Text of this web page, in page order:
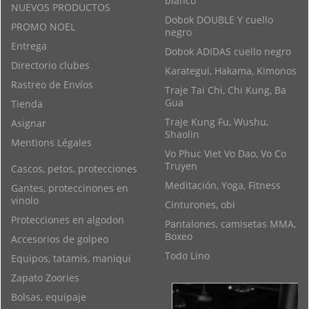
NUEVOS PRODUCTOS
PROMO NOEL
Entrega
Directorio clubes
Rastreo de Envíos
Tienda
Asignar
Mentions Légales
Dobok DOUBLE Y cuello
negro
Dobok ADIDAS cuello negro
Karategui, Hakama, Kimonos
Traje Tai Chi, Chi Kung, Ba
Gua
Traje Kung Fu, Wushu,
Shaolin
Vo Phuc Viet Vo Dao, Vo Co
Truyen
Meditación, Yoga, Fitness
Cinturones, obi
Pantalones, camisetas MMA,
Boxeo
Todo Lino
Cascos, petos, protecciones
Gantes, proteccinones en
vinolo
Protecciones en algodon
Accesorios de golpeo
Equipos, tatamis, maniqui
Zapato Zoories
Bolsas, equipaje